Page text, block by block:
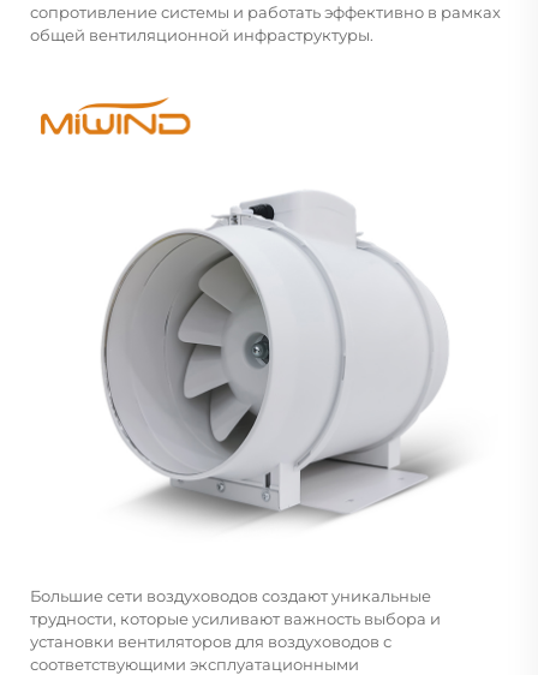
сопротивление системы и работать эффективно в рамках
общей вентиляционной инфраструктуры.
Большие сети воздуховодов создают уникальные
трудности, которые усиливают важность выбора и
установки вентиляторов для воздуховодов с
соответствующими эксплуатационными